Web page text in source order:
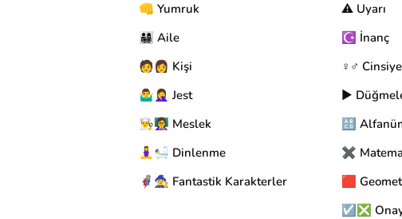
👊 Yumruk
👨‍👩‍👧‍👦 Aile
🧑👩 Kişi
🤷‍♂️🤦‍♀️ Jest
👨‍🍳👩‍🏫 Meslek
🧘‍♀️🛀 Dinlenme
🦸‍♂️🧙‍♀️ Fantastik Karakterler
⚠️ Uyarı
☪️ İnanç
♀️♂️
▶️
🔠
✖️
🟥
☑️❎ Onay